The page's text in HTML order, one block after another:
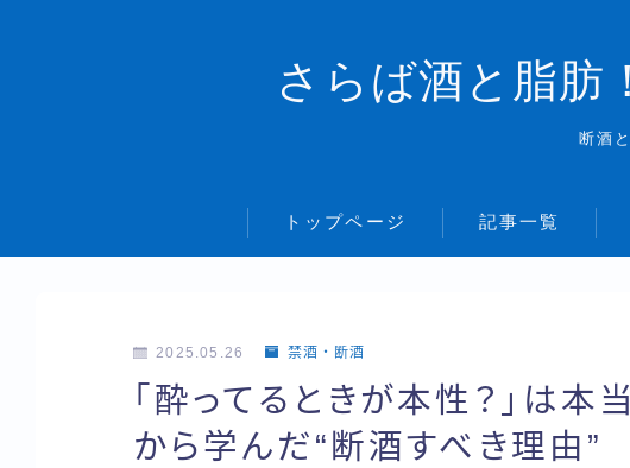
さらば酒と脂肪
断酒
トップページ 記事一覧
2025.05.26 禁酒・断酒
「酔ってるときが本性？」は
から学んだ“断酒すべき理由”